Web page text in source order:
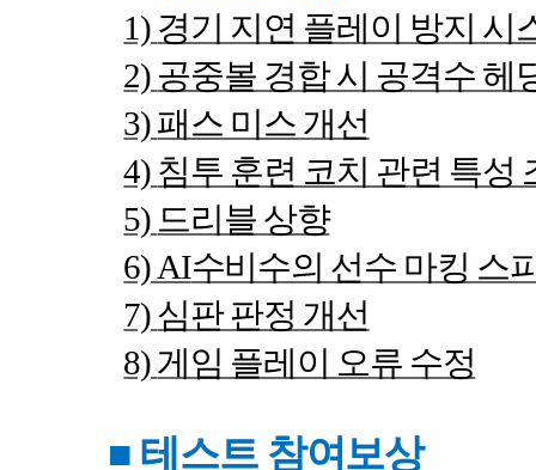
1) 경기 지연 플레이 방지 시
2) 공중볼 경합 시 공격수 헤
3)패스 미스 개선
4) 침투 훈련 코치 관련 특성
5) 드리블 상향
6) AI수비수의 선수 마킹 스
7)심판 판정 개선
8)게임 플레이 오류 수정
■ 테스트 참여보상